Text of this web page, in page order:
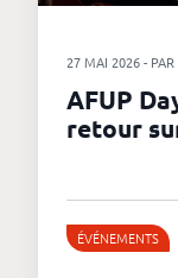
27 MAI 2026 -
AFUP
retour
ÉVÉNEMENTS